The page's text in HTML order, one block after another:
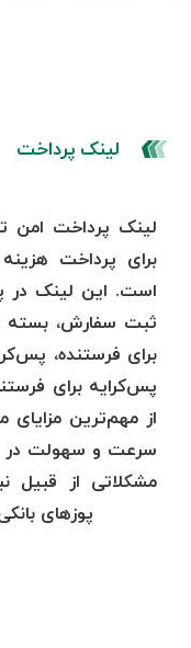
لینک پرداخت
لینک پرداخت امن
برای پرداخت
است. این لینک در
ثبت سفارش، بسته
برای فرستنده،
پس‌کرایه برای
از مهم‌ترین مزایای
سرعت و سهولت در
مشکلاتی از قبیل
پوزهای